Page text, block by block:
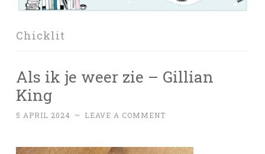
Chicklit
Als ik je weer zie – Gillian
King
5 APRIL 2024 ~ LEAVE A COMMENT